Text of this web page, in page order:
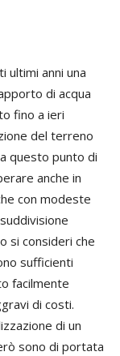
ultimi anni una
di acqua
fino a ieri
del terreno
questo punto di
anche in
con modeste
si consideri che
sufficienti
facilmente
di costi.
di un
sono di portata